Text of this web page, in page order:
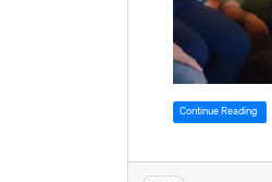
Continue Reading